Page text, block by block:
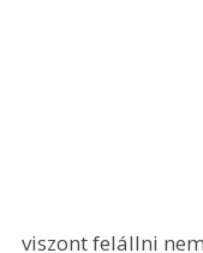
viszont felállni